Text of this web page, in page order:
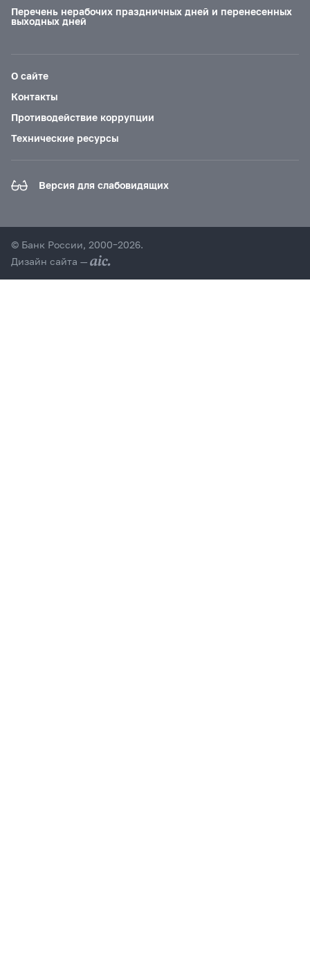
Перечень нерабочих праздничных дней и перенесенных
выходных дней
О сайте
Контакты
Противодействие коррупции
Технические ресурсы
Версия для слабовидящих
© Банк России, 2000–2026.
Дизайн сайта —